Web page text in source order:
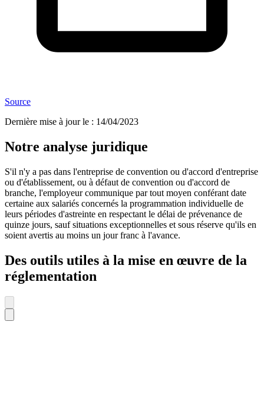
Source
Dernière mise à jour le : 14/04/2023
Notre analyse juridique
S'il n'y a pas dans l'entreprise de convention ou d'accord d'entreprise
ou d'établissement, ou à défaut de convention ou d'accord de
branche, l'employeur communique par tout moyen conférant date
certaine aux salariés concernés la programmation individuelle de
leurs périodes d'astreinte en respectant le délai de prévenance de
quinze jours, sauf situations exceptionnelles et sous réserve qu'ils en
soient avertis au moins un jour franc à l'avance.
Des outils utiles à la mise en œuvre de la
réglementation